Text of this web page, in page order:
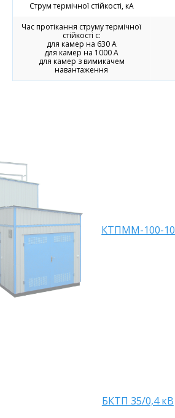
Струм термічної стійкості, кА
Час протікання струму термічної
стійкості с:
для камер на 630 А
для камер на 1000 А
для камер з вимикачем
навантаження
КТПММ-100-
БКТП 35/0,4 кВ